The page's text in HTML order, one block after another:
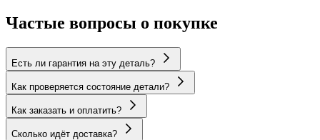
Частые вопросы о покупке
Есть ли гарантия на эту деталь?
Как проверяется состояние детали?
Как заказать и оплатить?
Сколько идёт доставка?